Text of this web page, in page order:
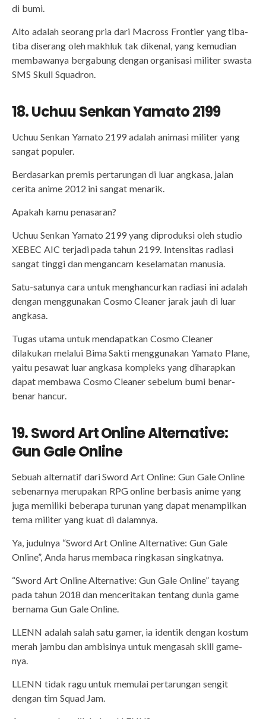
di bumi.
Alto adalah seorang pria dari Macross Frontier yang tiba-
tiba diserang oleh makhluk tak dikenal, yang kemudian
membawanya bergabung dengan organisasi militer swasta
SMS Skull Squadron.
18. Uchuu Senkan Yamato 2199
Uchuu Senkan Yamato 2199 adalah animasi militer yang
sangat populer.
Berdasarkan premis pertarungan di luar angkasa, jalan
cerita anime 2012 ini sangat menarik.
Apakah kamu penasaran?
Uchuu Senkan Yamato 2199 yang diproduksi oleh studio
XEBEC AIC terjadi pada tahun 2199. Intensitas radiasi
sangat tinggi dan mengancam keselamatan manusia.
Satu-satunya cara untuk menghancurkan radiasi ini adalah
dengan menggunakan Cosmo Cleaner jarak jauh di luar
angkasa.
Tugas utama untuk mendapatkan Cosmo Cleaner
dilakukan melalui Bima Sakti menggunakan Yamato Plane,
yaitu pesawat luar angkasa kompleks yang diharapkan
dapat membawa Cosmo Cleaner sebelum bumi benar-
benar hancur.
19. Sword Art Online Alternative:
Gun Gale Online
Sebuah alternatif dari Sword Art Online: Gun Gale Online
sebenarnya merupakan RPG online berbasis anime yang
juga memiliki beberapa turunan yang dapat menampilkan
tema militer yang kuat di dalamnya.
Ya, judulnya “Sword Art Online Alternative: Gun Gale
Online”, Anda harus membaca ringkasan singkatnya.
“Sword Art Online Alternative: Gun Gale Online” tayang
pada tahun 2018 dan menceritakan tentang dunia game
bernama Gun Gale Online.
LLENN adalah salah satu gamer, ia identik dengan kostum
merah jambu dan ambisinya untuk mengasah skill game-
nya.
LLENN tidak ragu untuk memulai pertarungan sengit
dengan tim Squad Jam.